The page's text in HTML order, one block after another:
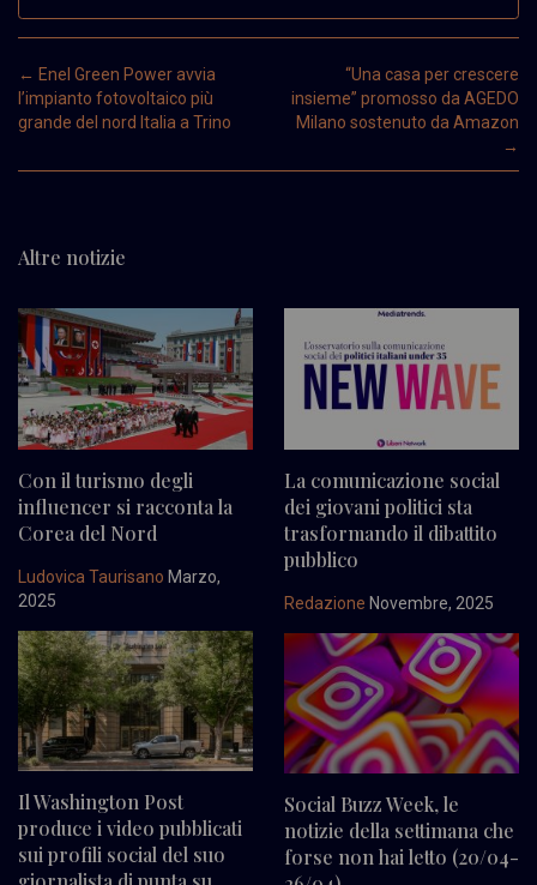
Post navigation
← Enel Green Power avvia
l’impianto fotovoltaico più
grande del nord Italia a Trino
“Una casa per crescere
insieme” promosso da AGEDO
Milano sostenuto da Amazon
→
Altre notizie
Con il turismo degli
influencer si racconta la
Corea del Nord
Ludovica Taurisano Marzo,
2025
La comunicazione social
dei giovani politici sta
trasformando il dibattito
pubblico
Redazione Novembre, 2025
Il Washington Post
produce i video pubblicati
sui profili social del suo
Social Buzz Week, le
notizie della settimana che
forse non hai letto (20/04-